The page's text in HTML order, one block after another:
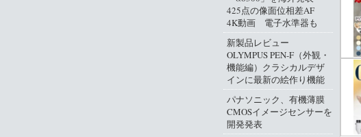
425点の像面位相差AF
4K動画 電子水準器も
新製品レビュー
OLYMPUS PEN-F（外観・
機能編）クラシカルデザ
インに最新の絵作り機能
パナソニック、有機薄膜
CMOSイメージセンサーを
開発発表